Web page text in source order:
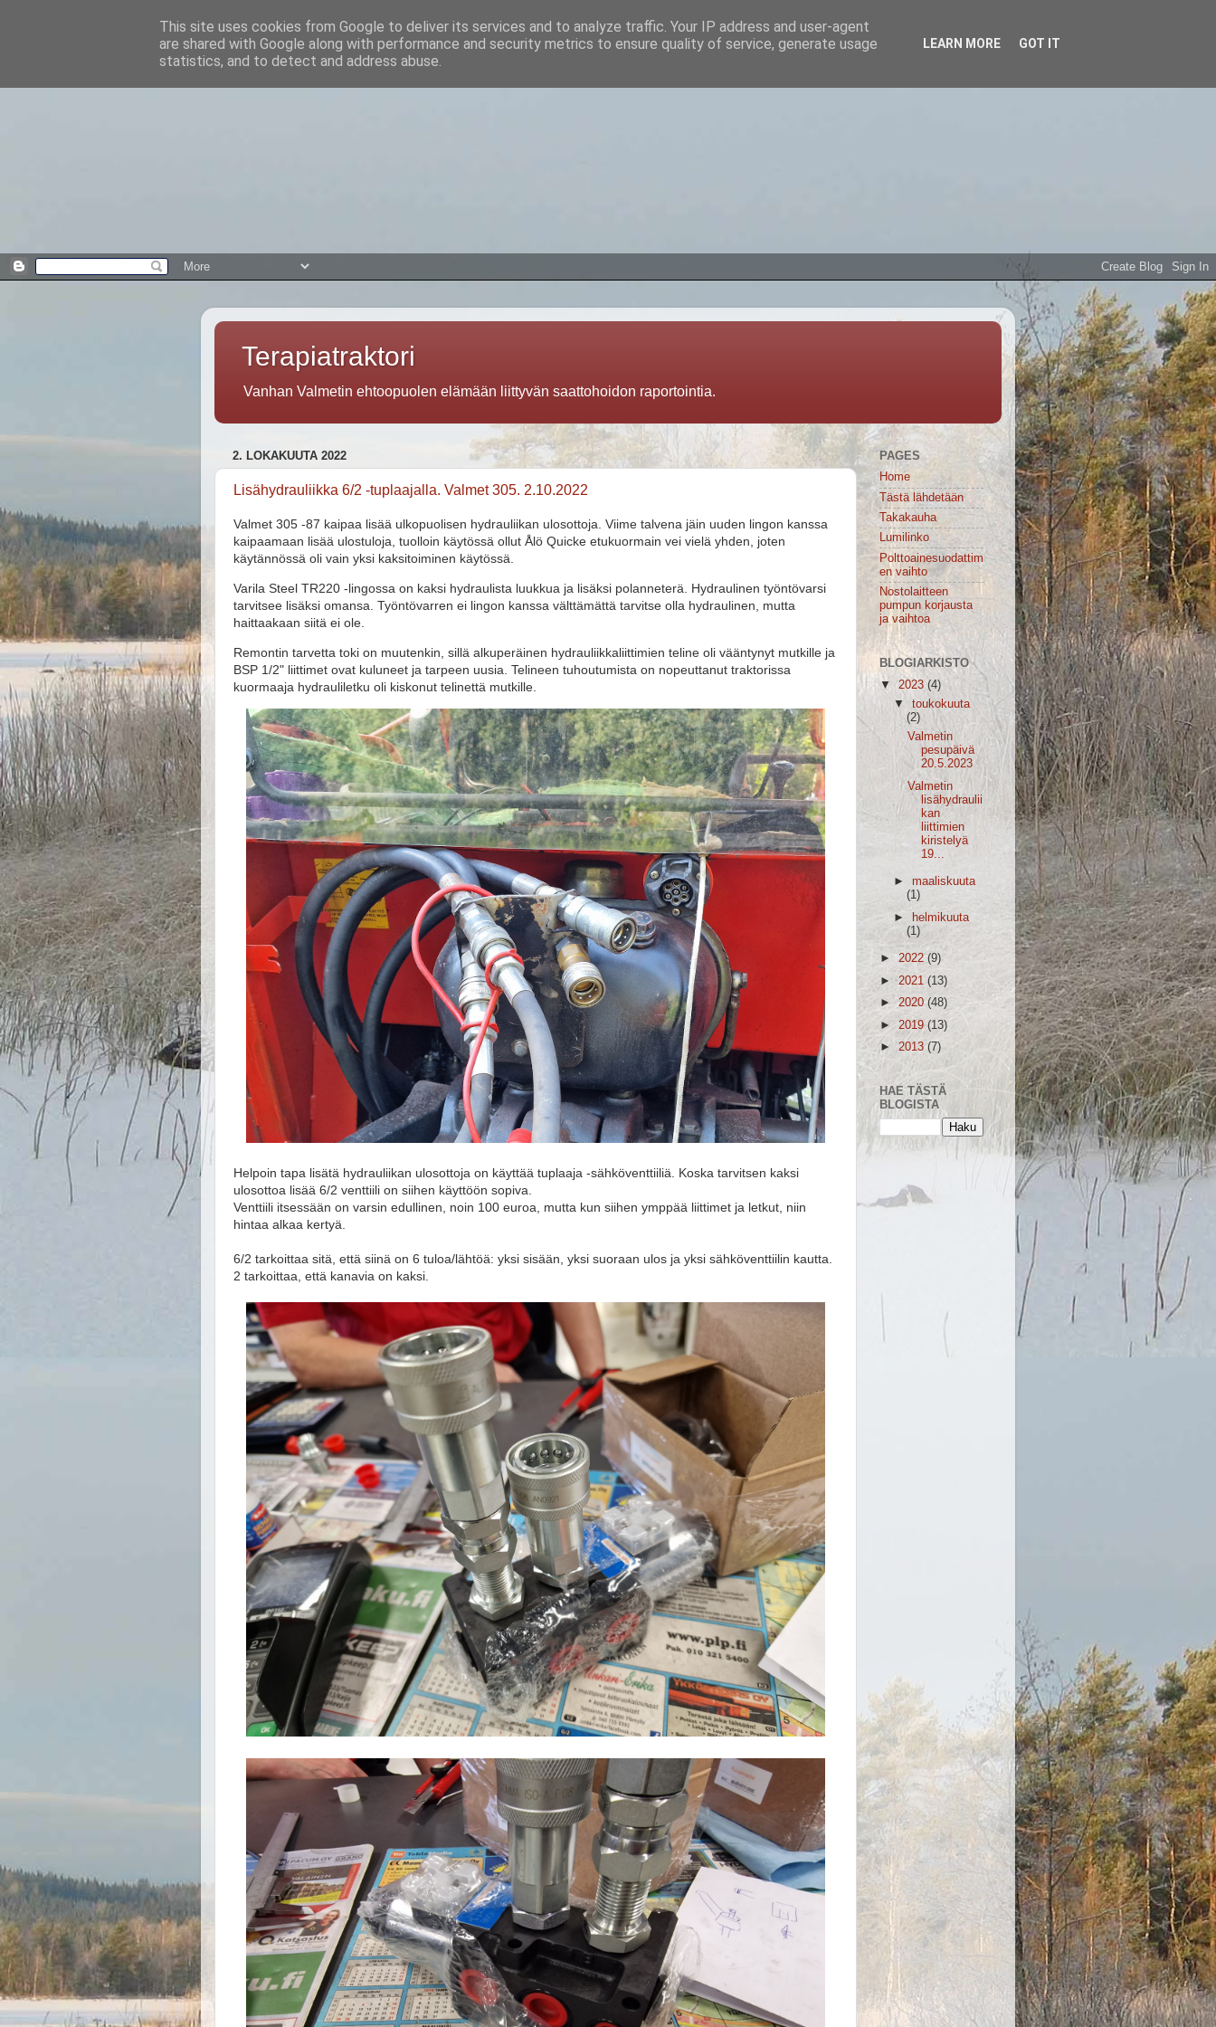
Terapiatraktori
Vanhan Valmetin ehtoopuolen elämään liittyvän saattohoidon raportointia.
2. LOKAKUUTA 2022
Lisähydrauliikka 6/2 -tuplaajalla. Valmet 305. 2.10.2022
Valmet 305 -87 kaipaa lisää ulkopuolisen hydrauliikan ulosottoja. Viime talvena jäin uuden lingon kanssa
kaipaamaan lisää ulostuloja, tuolloin käytössä ollut Ålö Quicke etukuormain vei vielä yhden, joten
käytännössä oli vain yksi kaksitoiminen käytössä.
Varila Steel TR220 -lingossa on kaksi hydraulista luukkua ja lisäksi polanneterä. Hydraulinen työntövarsi
tarvitsee lisäksi omansa. Työntövarren ei lingon kanssa välttämättä tarvitse olla hydraulinen, mutta
haittaakaan siitä ei ole.
Remontin tarvetta toki on muutenkin, sillä alkuperäinen hydrauliikkaliittimien teline oli vääntynyt mutkille ja
BSP 1/2" liittimet ovat kuluneet ja tarpeen uusia. Telineen tuhoutumista on nopeuttanut traktorissa
kuormaaja hydrauliletku oli kiskonut telinettä mutkille.
Helpoin tapa lisätä hydrauliikan ulosottoja on käyttää tuplaaja -sähköventtiiliä. Koska tarvitsen kaksi
ulosottoa lisää 6/2 venttiili on siihen käyttöön sopiva.
Venttiili itsessään on varsin edullinen, noin 100 euroa, mutta kun siihen ymppää liittimet ja letkut, niin
hintaa alkaa kertyä.
6/2 tarkoittaa sitä, että siinä on 6 tuloa/lähtöä: yksi sisään, yksi suoraan ulos ja yksi sähköventtiilin kautta.
2 tarkoittaa, että kanavia on kaksi.
PAGES
Home
Tästä lähdetään
Takakauha
Lumilinko
Polttoainesuodattim
en vaihto
Nostolaitteen
pumpun korjausta
ja vaihtoa
BLOGIARKISTO
▼2023 (4)
▼toukokuuta
(2)
Valmetin
pesupäivä
20.5.2023
Valmetin
lisähydraulii
kan
liittimien
kiristelyä
19...
► maaliskuuta
(1)
►
helmikuuta
(1)
► 2022(9)
►2021 (13)
►2020 (48)
► 2019 (13)
► 2013 (7)
HAE TÄSTÄ
BLOGISTA
This site uses cookies from Google to deliver its services and to analyze traffic. Your IP address and user-agent
are shared with Google along with performance and security metrics to ensure quality of service, generate usage
statistics, and to detect and address abuse.
LEARN MORE GOT IT